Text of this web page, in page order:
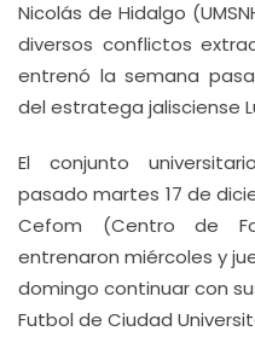
Nicolás de Hidalgo
diversos conflictos
entrenó la semana
del estratega jalisciense
El conjunto
pasado martes 17 de
Cefom (Centro de
entrenaron miércoles y
domingo continuar con
Futbol de Ciudad